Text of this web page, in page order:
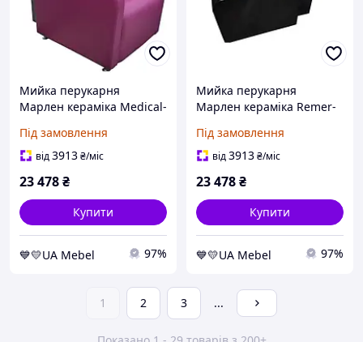
Мийка перукарня
Марлен кераміка Medical-
малинова (FrizelTM)
Під замовлення
від3913₴/міс
23 478₴
Купити
💙💛UA Mebel 97%
Мийка перукарня
Марлен кераміка Remer-
(FrizelTM)
Під замовлення
від3913₴/міс
23 478₴
Купити
💙💛UA Mebel 97%
1 2 3 ...